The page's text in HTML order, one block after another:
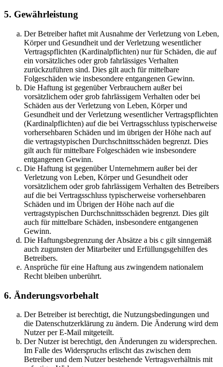
5. Gewährleistung
Der Betreiber haftet mit Ausnahme der Verletzung von Leben,
Körper und Gesundheit und der Verletzung wesentlicher
Vertragspflichten (Kardinalpflichten) nur für Schäden, die auf
ein vorsätzliches oder grob fahrlässiges Verhalten
zurückzuführen sind. Dies gilt auch für mittelbare
Folgeschäden wie insbesondere entgangenen Gewinn.
Die Haftung ist gegenüber Verbrauchern außer bei
vorsätzlichem oder grob fahrlässigem Verhalten oder bei
Schäden aus der Verletzung von Leben, Körper und
Gesundheit und der Verletzung wesentlicher Vertragspflichten
(Kardinalpflichten) auf die bei Vertragsschluss typischerweise
vorhersehbaren Schäden und im übrigen der Höhe nach auf
die vertragstypischen Durchschnittsschäden begrenzt. Dies
gilt auch für mittelbare Folgeschäden wie insbesondere
entgangenen Gewinn.
Die Haftung ist gegenüber Unternehmern außer bei der
Verletzung von Leben, Körper und Gesundheit oder
vorsätzlichem oder grob fahrlässigem Verhalten des Betreibers
auf die bei Vertragsschluss typischerweise vorhersehbaren
Schäden und im Übrigen der Höhe nach auf die
vertragstypischen Durchschnittsschäden begrenzt. Dies gilt
auch für mittelbare Schäden, insbesondere entgangenen
Gewinn.
Die Haftungsbegrenzung der Absätze a bis c gilt sinngemäß
auch zugunsten der Mitarbeiter und Erfüllungsgehilfen des
Betreibers.
Ansprüche für eine Haftung aus zwingendem nationalem
Recht bleiben unberührt.
6. Änderungsvorbehalt
Der Betreiber ist berechtigt, die Nutzungsbedingungen und
die Datenschutzerklärung zu ändern. Die Änderung wird dem
Nutzer per E-Mail mitgeteilt.
Der Nutzer ist berechtigt, den Änderungen zu widersprechen.
Im Falle des Widerspruchs erlischt das zwischen dem
Betreiber und dem Nutzer bestehende Vertragsverhältnis mit